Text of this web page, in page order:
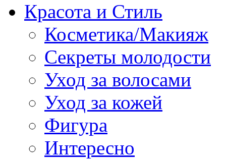
Красота и Стиль
Косметика/Макияж
Секреты молодости
Уход за волосами
Уход за кожей
Фигура
Интересно